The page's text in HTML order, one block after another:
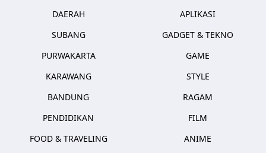
DAERAH
SUBANG
PURWAKARTA
KARAWANG
BANDUNG
PENDIDIKAN
FOOD & TRAVELING
APLIKASI
GADGET & TEKNO
GAME
STYLE
RAGAM
FILM
ANIME